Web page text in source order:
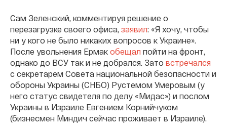
Сам Зеленский, комментируя решение о
перезагрузке своего офиса, заявил: «Я хочу, чтобы
ни у кого не было никаких вопросов к Украине».
После увольнения Ермак обещал пойти на фронт,
однако до ВСУ так и не добрался. Зато встречался
с секретарем Совета национальной безопасности и
обороны Украины (СНБО) Рустемом Умеровым (у
него статус свидетеля по делу «Мидас») и послом
Украины в Израиле Евгением Корнийчуком
(бизнесмен Миндич сейчас проживает в Израиле).